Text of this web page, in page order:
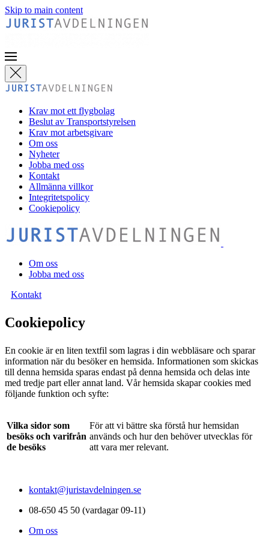
Skip to main content
Krav mot ett flygbolag
Beslut av Transportstyrelsen
Krav mot arbetsgivare
Om oss
Nyheter
Jobba med oss
Kontakt
Allmänna villkor
Integritetspolicy
Cookiepolicy
Om oss
Jobba med oss
Kontakt
Cookiepolicy
En cookie är en liten textfil som lagras i din webbläsare och sparar
information när du besöker en hemsida. Informationen som skickas
till denna hemsida sparas endast på denna hemsida och delas inte
med tredje part eller annat land. Vår hemsida skapar cookies med
följande funktion och syfte:
Vilka sidor som
besöks och varifrån
de besöks
För att vi bättre ska förstå hur hemsidan
används och hur den behöver utvecklas för
att vara mer relevant.
kontakt@juristavdelningen.se
08-650 45 50 (vardagar 09-11)
Om oss